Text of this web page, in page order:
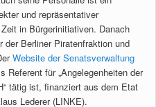
und repräsentativer
in Bürgerinitiativen. Danach
Berliner Piratenfraktion und
Website der Senatsverwaltung
für „Angelegenheiten der
tätig ist, finanziert aus dem Etat
Lederer (LINKE).